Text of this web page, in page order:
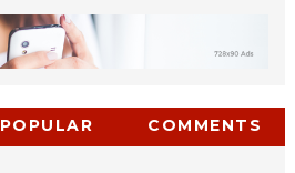
POPULAR COMMENTS